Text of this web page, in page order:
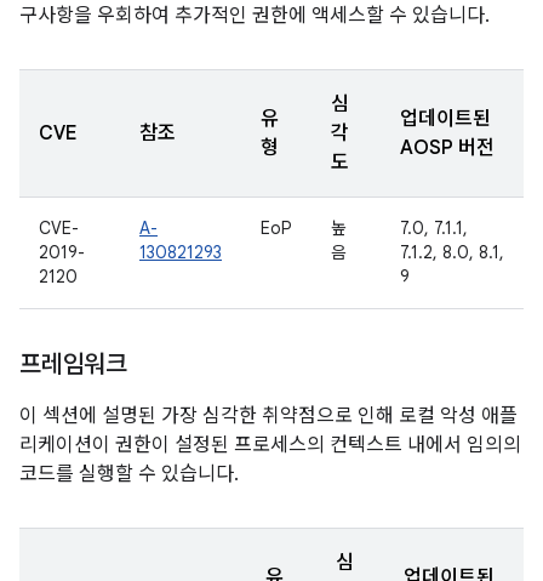
구사항을 우회하여 추가적인 권한에 액세스할 수 있습니다.
CVE 참조
유
형
심
각
도
업데이트된
AOSP 버전
CVE-
2019-
2120
A-
130821293
EoP
높
음
7.0, 7.1.1,
7.1.2, 8.0, 8.1,
9
프레임워크
이 섹션에 설명된 가장 심각한 취약점으로 인해 로컬 악성 애플
리케이션이 권한이 설정된 프로세스의 컨텍스트 내에서 임의의
코드를 실행할 수 있습니다.
심